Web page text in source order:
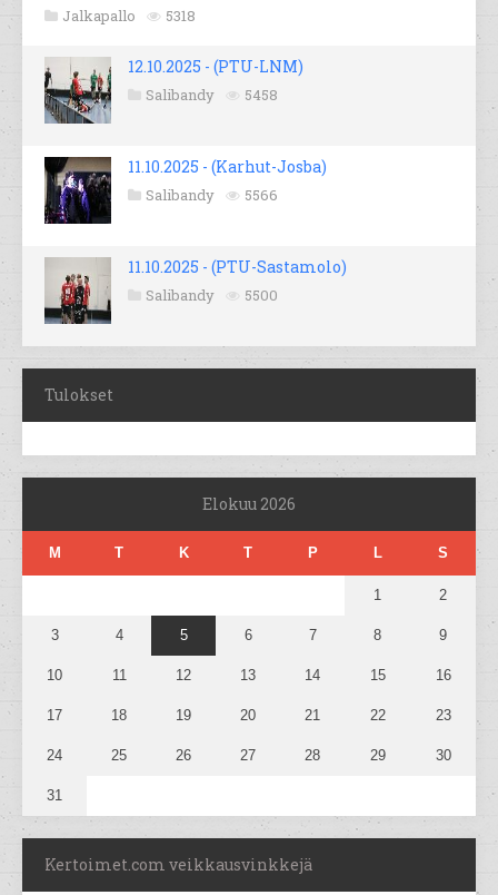
Jalkapallo 5318
12.10.2025 - (PTU-LNM)
Salibandy 5458
11.10.2025 - (Karhut-Josba)
Salibandy 5566
11.10.2025 - (PTU-Sastamolo)
Salibandy 5500
Tulokset
Elokuu 2026
M T K T P L S
1 2
3 4 5 6 7 8 9
10 11 12 13 14 15 16
17 18 19 20 21 22 23
24 25 26 27 28 29 30
31
Kertoimet.com veikkausvinkkejä